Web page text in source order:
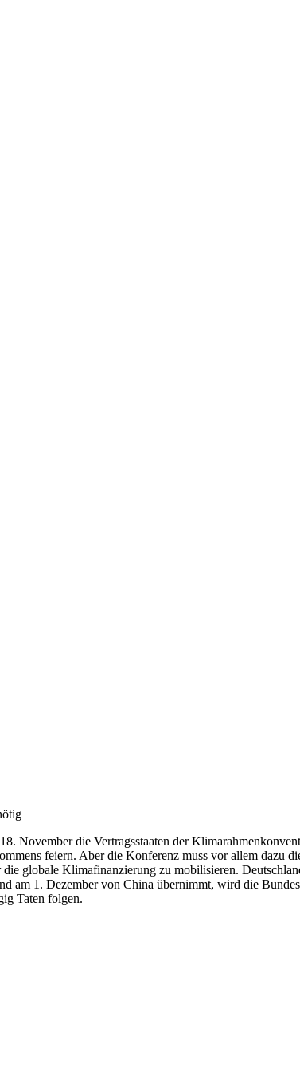
November die Vertragsstaaten der
feiern. Aber die Konferenz muss vor allem dazu
globale Klimafinanzierung zu mobilisieren.
am 1. Dezember von China übernimmt, wird die
Taten folgen.